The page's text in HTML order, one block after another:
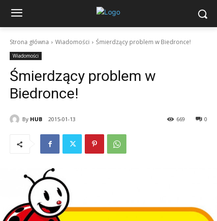
Strona główna Wiadomości Śmierdzący problem w Biedronce!
Wiadomości
Śmierdzący problem w
Biedronce!
By HUB 2015-01-13 0
669